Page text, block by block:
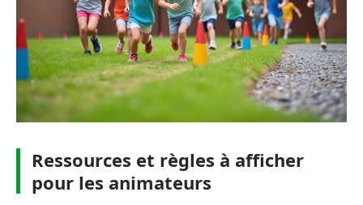
Ressources et règles à afficher
pour les animateurs